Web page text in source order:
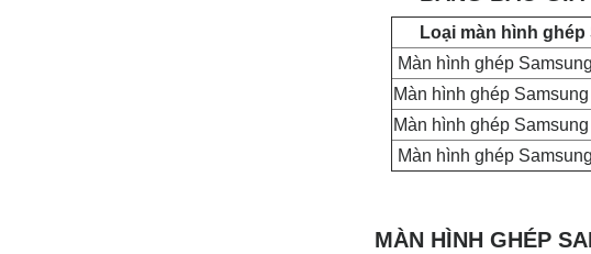
Loại màn hình ghép
Màn hình ghép
Màn hình ghép
Màn hình ghép
Màn hình ghép
MÀN HÌNH GHÉP